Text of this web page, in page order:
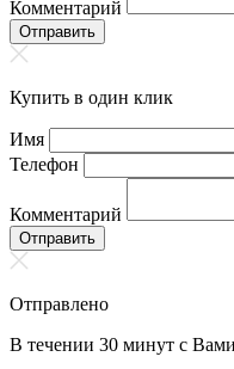
Комментарий
Отправить
Купить в один клик
Имя
Телефон
Комментарий
Отправить
Отправлено
В течении 30 минут с